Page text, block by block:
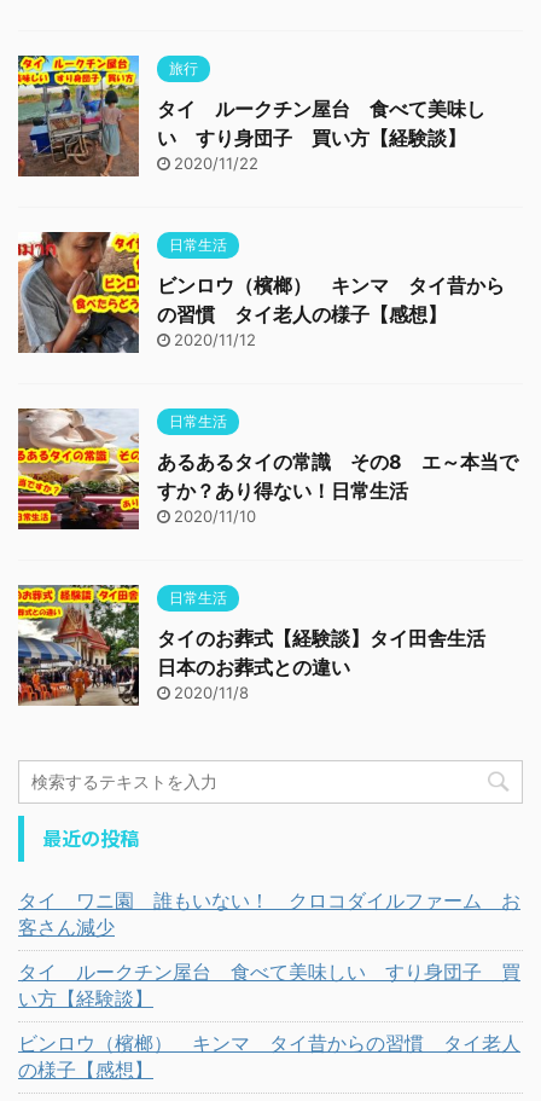
旅行
タイ ルークチン屋台 食べて美味し
い すり身団子 買い方【経験談】
2020/11/22
日常生活
ビンロウ（檳榔） キンマ タイ昔から
の習慣 タイ老人の様子【感想】
2020/11/12
日常生活
あるあるタイの常識 その8 エ～本当で
すか？あり得ない！日常生活
2020/11/10
日常生活
タイのお葬式【経験談】タイ田舎生活
日本のお葬式との違い
2020/11/8
最近の投稿
タイ ワニ園 誰もいない！ クロコダイルファーム お
客さん減少
タイ ルークチン屋台 食べて美味しい すり身団子 買
い方【経験談】
ビンロウ（檳榔） キンマ タイ昔からの習慣 タイ老人
の様子【感想】